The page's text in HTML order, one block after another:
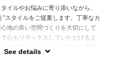
イルやお悩みに寄り添いながら、
”スタイルをご提案します。丁寧なカ
地の良い空間づくりを大切にして
心もリラックスしていただけるよ
トさせて頂きます。ヘッドスパ専門
See details